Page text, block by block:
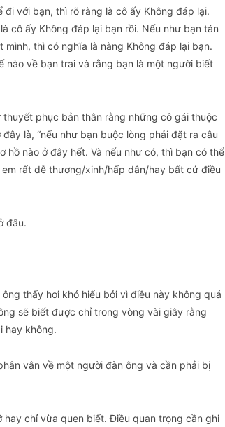
với bạn, thì rõ ràng là cô ấy Không đáp lại.
cô ấy Không đáp lại bạn rồi. Nếu như bạn tán
thì có nghĩa là nàng Không đáp lại bạn.
nào về bạn trai và rằng bạn là một người biết
phục bản thân rằng những cô gái thuộc
là, “nếu như bạn buộc lòng phải đặt ra câu
hồ nào ở đây hết. Và nếu như có, thì bạn có thể
rất dễ thương/xinh/hấp dẫn/hay bất cứ điều
đâu.
thấy hơi khó hiểu bởi vì điều này không quá
sẽ biết được chỉ trong vòng vài giây rằng
hay không.
vân về một người đàn ông và cần phải bị
chỉ vừa quen biết. Điều quan trọng cần ghi